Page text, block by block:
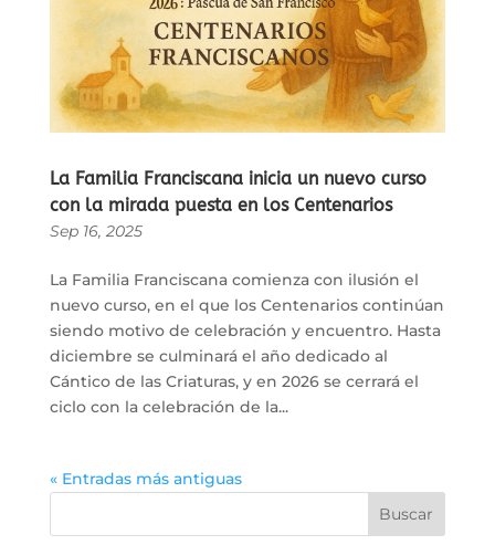
La Familia Franciscana inicia un nuevo curso
con la mirada puesta en los Centenarios
Sep 16, 2025
La Familia Franciscana comienza con ilusión el
nuevo curso, en el que los Centenarios continúan
siendo motivo de celebración y encuentro. Hasta
diciembre se culminará el año dedicado al
Cántico de las Criaturas, y en 2026 se cerrará el
ciclo con la celebración de la...
« Entradas más antiguas